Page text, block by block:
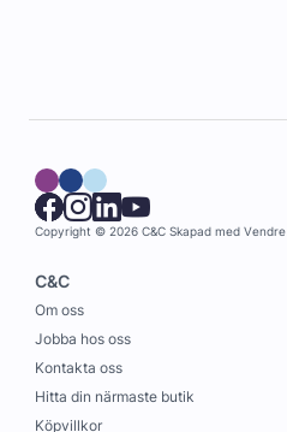
Copyright © 2026 C&C Skapad med Vendre
C&C
Om oss
Jobba hos oss
Kontakta oss
Hitta din närmaste butik
Köpvillkor